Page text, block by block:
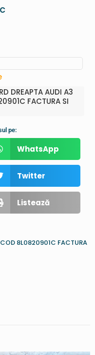
DREAPTA AUDI A3
FACTURA SI
pe:
WhatsApp
Twitter
Listează
COD 8L0820901C FACTURA